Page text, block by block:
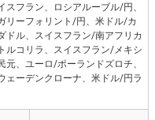
スフラン、ロシアルーブル/円、
リーフォリント/円、米ドル/カ
ドル、スイスフラン/南アフリカ
ルコリラ、スイスフラン/メキシ
元、ユーロ/ポーランドズロチ、
ェーデンクローナ、米ドル/円ラ